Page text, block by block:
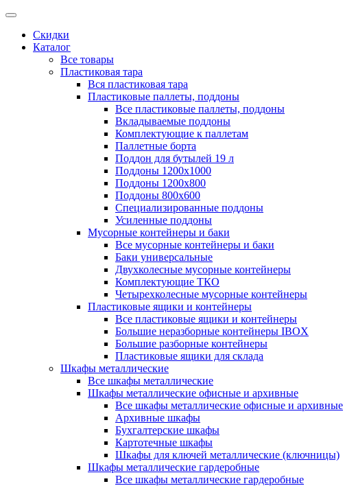
Скидки
Каталог
Все товары
Пластиковая тара
Вся пластиковая тара
Пластиковые паллеты, поддоны
Все пластиковые паллеты, поддоны
Вкладываемые поддоны
Комплектующие к паллетам
Паллетные борта
Поддон для бутылей 19 л
Поддоны 1200х1000
Поддоны 1200х800
Поддоны 800х600
Специализированные поддоны
Усиленные поддоны
Мусорные контейнеры и баки
Все мусорные контейнеры и баки
Баки универсальные
Двухколесные мусорные контейнеры
Комплектующие ТКО
Четырехколесные мусорные контейнеры
Пластиковые ящики и контейнеры
Все пластиковые ящики и контейнеры
Большие неразборные контейнеры IBOX
Большие разборные контейнеры
Пластиковые ящики для склада
Шкафы металлические
Все шкафы металлические
Шкафы металлические офисные и архивные
Все шкафы металлические офисные и архивные
Архивные шкафы
Бухгалтерские шкафы
Картотечные шкафы
Шкафы для ключей металлические (ключницы)
Шкафы металлические гардеробные
Все шкафы металлические гардеробные